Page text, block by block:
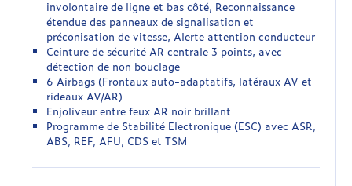
involontaire de ligne et bas côté, Reconnaissance
étendue des panneaux de signalisation et
préconisation de vitesse, Alerte attention conducteur
Ceinture de sécurité AR centrale 3 points, avec
détection de non bouclage
6 Airbags (Frontaux auto-adaptatifs, latéraux AV et
rideaux AV/AR)
Enjoliveur entre feux AR noir brillant
Programme de Stabilité Electronique (ESC) avec ASR,
ABS, REF, AFU, CDS et TSM